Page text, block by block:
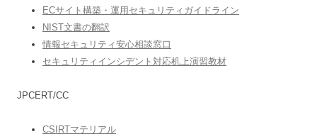
ECサイト構築・運用セキュリティガイドライン
NIST文書の翻訳
情報セキュリティ安心相談窓口
セキュリティインシデント対応机上演習教材
JPCERT/CC
CSIRTマテリアル